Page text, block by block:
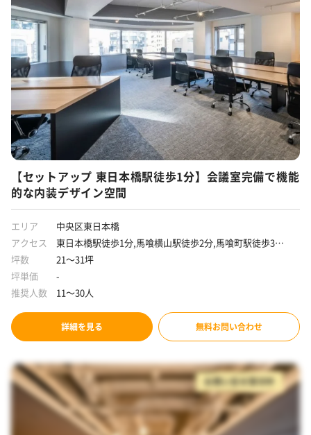
【セットアップ 東日本橋駅徒歩1分】会議室完備で機能
的な内装デザイン空間
エリア
中央区東日本橋
アクセス
東日本橋駅徒歩1分,馬喰横山駅徒歩2分,馬喰町駅徒歩3分,
浅草橋駅徒歩8分
坪数
21～31坪
坪単価
-
推奨人数
11～30人
詳細を見る 無料お問い合わせ
お問い合せ受付中